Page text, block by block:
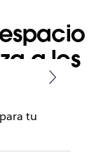
a los
tu